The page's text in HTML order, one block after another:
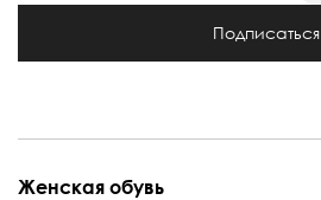
Подписаться
Женская обувь